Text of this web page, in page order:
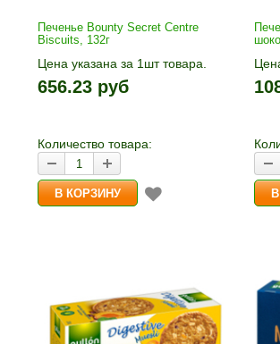
Печенье Bounty Secret Centre
Biscuits, 132г
Цена указана за 1шт товара.
1шт прибавляется кнопками «+»
и «-». Выберите нужное
656.23 руб
Количество товара:
1шт
и «-